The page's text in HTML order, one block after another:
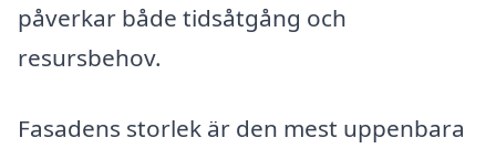
påverkar både tidsåtgång och
resursbehov.
Fasadens storlek är den mest uppenbara